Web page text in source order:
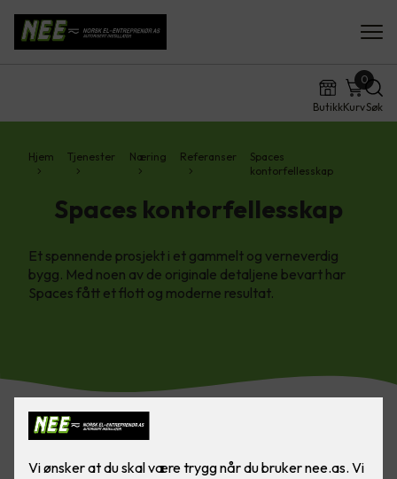
ButikkKurv
0
Søk
Hjem Tjenester Næring Referanser
Spaces
kontorfellesskap
Spaces kontorfellesskap
Et spennende prosjekt i et gammelt og verneverdig
bygg. Med noen av de originale detaljene bevart har
Spaces fått et flott og moderne resultat.